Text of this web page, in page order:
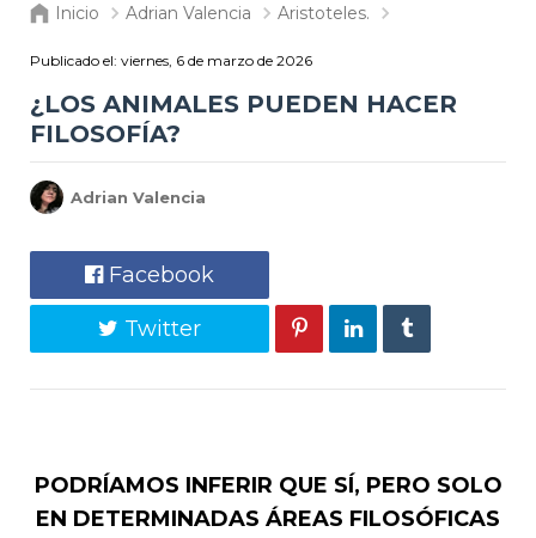
Inicio Adrian Valencia Aristoteles.
Publicado el: viernes, 6 de marzo de 2026
¿LOS ANIMALES PUEDEN HACER
FILOSOFÍA?
Adrian Valencia
Facebook
Twitter
PODRÍAMOS INFERIR QUE SÍ, PERO SOLO
EN DETERMINADAS ÁREAS FILOSÓFICAS